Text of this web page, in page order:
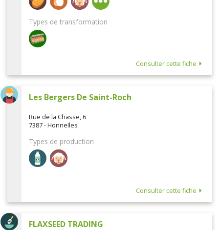
Types de transformation
Consulter cette fiche
Les Bergers De Saint-Roch
Rue de la Chasse, 6
7387 - Honnelles
Types de production
Consulter cette fiche
FLAXSEED TRADING